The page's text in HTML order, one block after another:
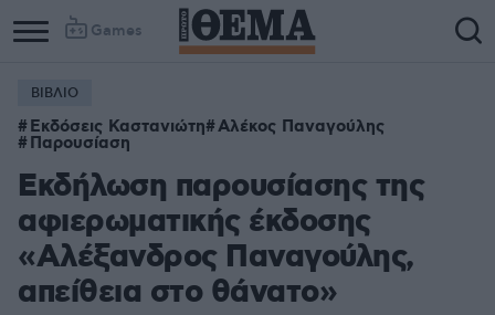
Games
ΒΙΒΛΙΟ
Εκδόσεις Καστανιώτη Αλέκος Παναγούλης
Παρουσίαση
Εκδήλωση παρουσίασης της
αφιερωματικής έκδοσης
«Αλέξανδρος Παναγούλης,
απείθεια στο θάνατο»